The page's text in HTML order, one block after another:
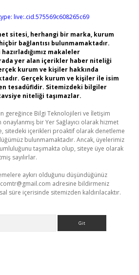
live:.cid.575569c608265c69
sitesi, herhangi bir marka, kurum
bağlantısı bulunmamaktadır.
makaleler
yer alan içerikler haber niteliği
kurum ve kişiler hakkında
Gerçek kurum ve kişiler ile isim
tesadüfidir. Sitemizdeki bilgiler
niteliği taşımazlar.
gereğince Bilgi Teknolojileri ve İletişim
onaylanmış bir Yer Sağlayıcı olarak hizmet
sitedeki içerikleri proaktif olarak denetleme
bulunmamaktadır. Ancak, üyelerimiz
taşımakta olup, siteye üye olarak
sayılırlar.
aykırı olduğunu düşündüğünüz
adresine bildirmeniz
süre içerisinde sitemizden kaldırılacaktır.